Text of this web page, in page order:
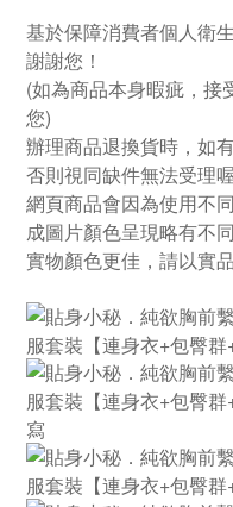
基於保障消費者個人衛
謝謝您！
(如為商品本身暇疵，接
您)
辦理商品退換貨時，如
否則視同缺件無法受理喔
網頁商品會因為使用不
成圖片顏色呈現略有不同
實物顏色更佳，請以實品